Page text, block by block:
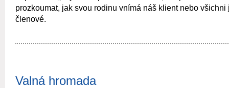
prozkoumat, jak svou rodinu vnímá náš klient nebo všichni
členové.
Valná hromada